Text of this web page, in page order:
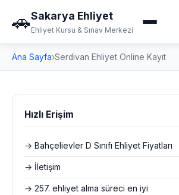
🚗Sakarya Ehliyet
Ehliyet Kursu & Sınav Merkezi
Ana Sayfa›Serdivan Ehliyet Online Kayıt
Hızlı Erişim
→ Bahçelievler D Sınıfı Ehliyet Fiyatları
→ İletişim
→ 257. ehliyet alma süreci en iyi